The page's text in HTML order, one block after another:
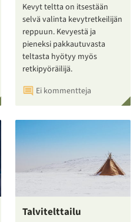
Kevyt teltta on itsestään
selvä valinta kevytretkeilijän
reppuun. Kevyestä ja
pieneksi pakkautuvasta
teltasta hyötyy myös
retkipyöräilijä.
Ei kommentteja
Talvitelttailu